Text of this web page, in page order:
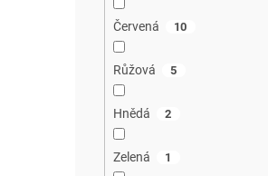
Červená 10
Růžová 5
Hnědá 2
Zelená 1